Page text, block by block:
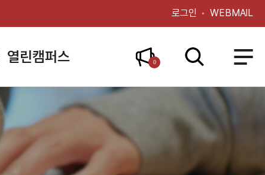
로그인 WEBMAIL
열린캠퍼스 0